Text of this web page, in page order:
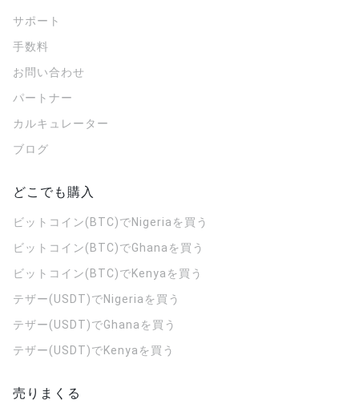
サポート
手数料
お問い合わせ
パートナー
カルキュレーター
ブログ
どこでも購入
ビットコイン(BTC)でNigeriaを買う
ビットコイン(BTC)でGhanaを買う
ビットコイン(BTC)でKenyaを買う
テザー(USDT)でNigeriaを買う
テザー(USDT)でGhanaを買う
テザー(USDT)でKenyaを買う
売りまくる